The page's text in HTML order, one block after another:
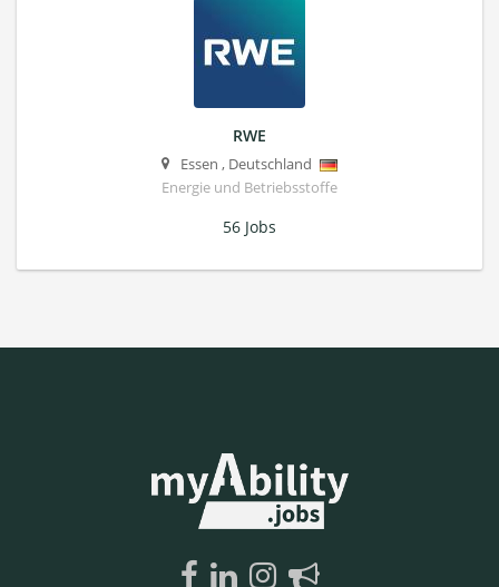
RWE
Essen , Deutschland
Energie und Betriebsstoffe
56 Jobs